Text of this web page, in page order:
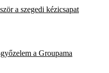
a szegedi kézicsapat
a Groupama